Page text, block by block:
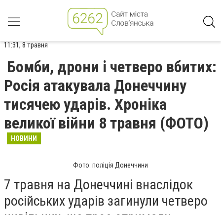
11:31, 8 травня
Бомби, дрони і четверо вбитих:
Росія атакувала Донеччину
тисячею ударів. Хроніка
великої війни 8 травня (ФОТО)
НОВИНИ
Фото: поліція Донеччини
7 травня на Донеччині внаслідок
російських ударів загинули четверо